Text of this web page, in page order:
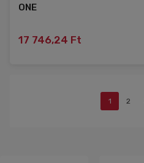
ONE
17 746,24 Ft
1 2